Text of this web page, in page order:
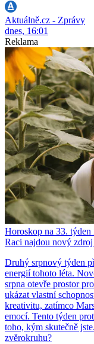
Aktuálně.cz - Zprávy
dnes, 16:01
Reklama
Horoskop na 33.
Raci najdou nový zdroj
Druhý srpnový týden
energií tohoto léta.
srpna otevře prostor
ukázat vlastní
kreativitu, zatímco
emocí. Tento týden
toho, kým skutečně
zvěrokruhu?